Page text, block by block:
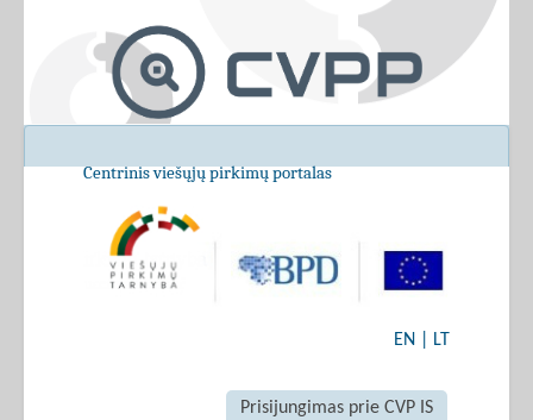
Centrinis viešųjų pirkimų portalas
EN LT
Prisijungimas prie CVP IS